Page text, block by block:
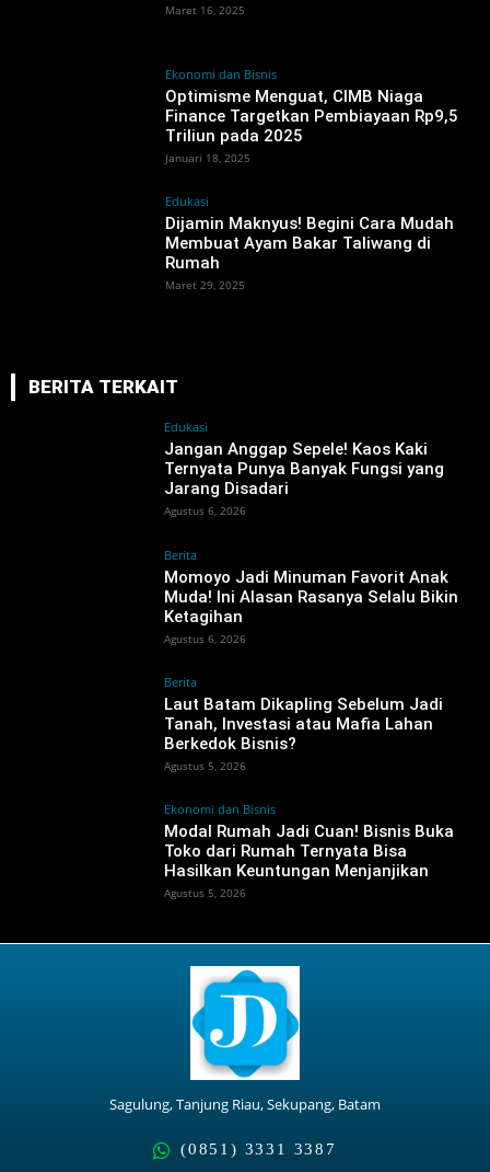
Maret 16, 2025
Ekonomi dan Bisnis
Optimisme Menguat, CIMB Niaga
Finance Targetkan Pembiayaan Rp9,5
Triliun pada 2025
Januari 18, 2025
Edukasi
Dijamin Maknyus! Begini Cara Mudah
Membuat Ayam Bakar Taliwang di
Rumah
Maret 29, 2025
BERITA TERKAIT
Edukasi
Jangan Anggap Sepele! Kaos Kaki
Ternyata Punya Banyak Fungsi yang
Jarang Disadari
Agustus 6, 2026
Berita
Momoyo Jadi Minuman Favorit Anak
Muda! Ini Alasan Rasanya Selalu Bikin
Ketagihan
Agustus 6, 2026
Berita
‎Laut Batam Dikapling Sebelum Jadi
Tanah, Investasi atau Mafia Lahan
Berkedok Bisnis?
Agustus 5, 2026
Ekonomi dan Bisnis
Modal Rumah Jadi Cuan! Bisnis Buka
Toko dari Rumah Ternyata Bisa
Hasilkan Keuntungan Menjanjikan
Agustus 5, 2026
Sagulung, Tanjung Riau, Sekupang, Batam
(0851) 3331 3387